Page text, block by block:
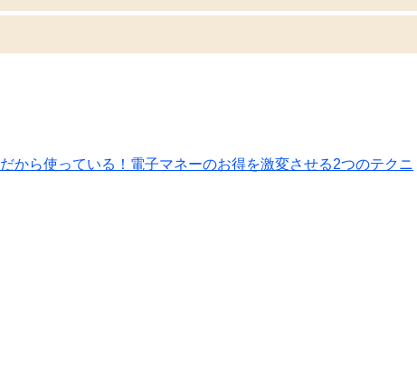
だから使っている！電子マネーのお得を激変させる2つのテクニ